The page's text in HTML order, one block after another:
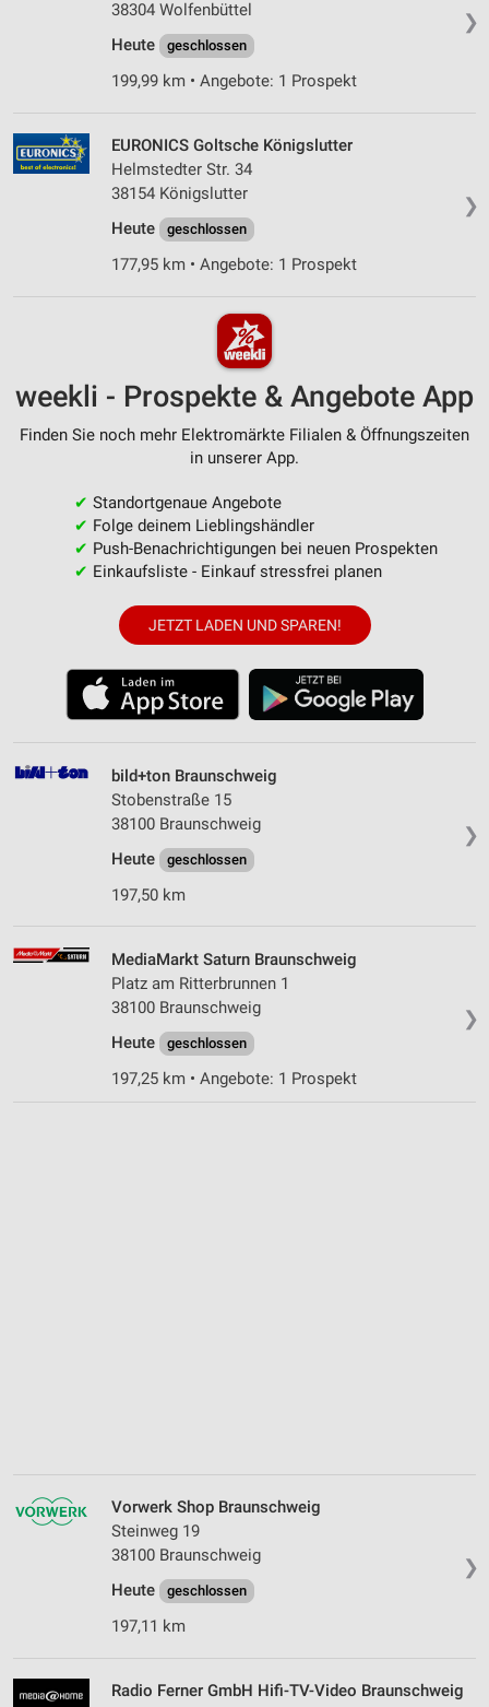
❯
38304 Wolfenbüttel
Heute
geschlossen
199,99 km • Angebote: 1 Prospekt
❯
EURONICS Goltsche Königslutter
Helmstedter Str. 34
38154 Königslutter
Heute
geschlossen
177,95 km • Angebote: 1 Prospekt
weekli - Prospekte & Angebote App
Finden Sie noch mehr Elektromärkte Filialen & Öffnungszeiten
in unserer App.
✔ Standortgenaue Angebote
✔ Folge deinem Lieblingshändler
✔ Push-Benachrichtigungen bei neuen Prospekten
✔ Einkaufsliste - Einkauf stressfrei planen
JETZT LADEN UND SPAREN!
❯
bild+ton Braunschweig
Stobenstraße 15
38100 Braunschweig
Heute
geschlossen
197,50 km
❯
MediaMarkt Saturn Braunschweig
Platz am Ritterbrunnen 1
38100 Braunschweig
Heute
geschlossen
197,25 km • Angebote: 1 Prospekt
❯
Vorwerk Shop Braunschweig
Steinweg 19
38100 Braunschweig
Heute
geschlossen
197,11 km
Radio Ferner GmbH Hifi-TV-Video Braunschweig